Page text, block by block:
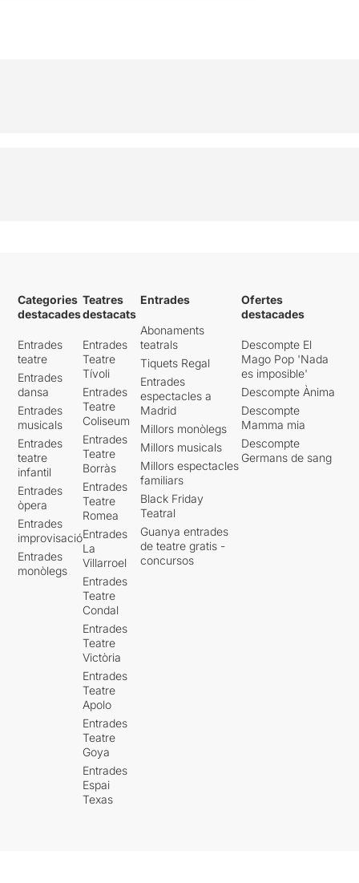
Categories
destacades
Entrades
teatre
Entrades
dansa
Entrades
musicals
Entrades
teatre
infantil
Entrades
òpera
Entrades
improvisació
Entrades
monòlegs
Teatres
destacats
Entrades
Teatre
Tívoli
Entrades
Teatre
Coliseum
Entrades
Teatre
Borràs
Entrades
Teatre
Romea
Entrades
La
Villarroel
Entrades
Teatre
Condal
Entrades
Teatre
Victòria
Entrades
Teatre
Apolo
Entrades
Teatre
Goya
Entrades
Espai
Texas
Entrades
Abonaments
teatrals
Tiquets Regal
Entrades
espectacles a
Madrid
Millors monòlegs
Millors musicals
Millors espectacles
familiars
Black Friday
Teatral
Guanya entrades
de teatre gratis -
concursos
Ofertes
destacades
Descompte El
Mago Pop 'Nada
es imposible'
Descompte Ànima
Descompte
Mamma mia
Descompte
Germans de sang